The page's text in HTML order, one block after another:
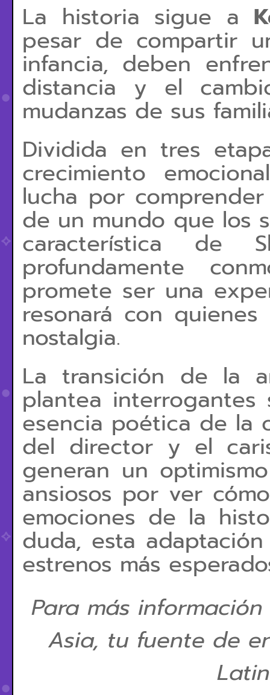
La historia sigue a
pesar de compartir
infancia, deben
distancia y el
mudanzas de sus
Dividida en tres
crecimiento
lucha por
de un mundo que los
característica de
profundamente
promete ser una
resonará con
nostalgia.
La transición de la
plantea
esencia poética de la
del director y el
generan un
ansiosos por ver
emociones de la
duda, esta
estrenos más
Para más
Asia, tu fuente de